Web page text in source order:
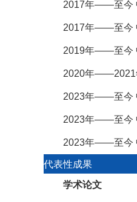
2017年——至今
2017年——至今
2019年——至今
2020年——2021
2023年——至今
2023年——至今
2023年——至今
代表性成果
学术论文